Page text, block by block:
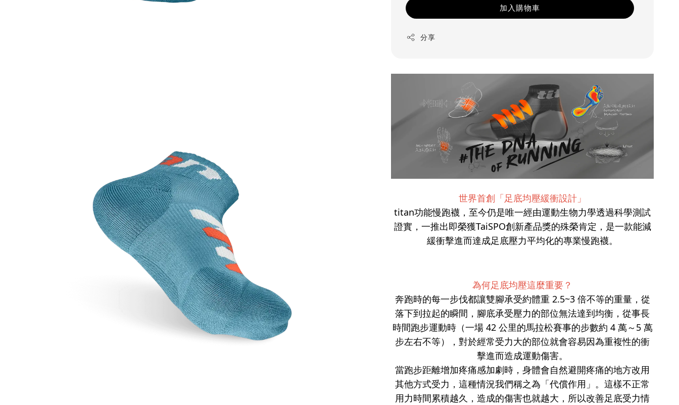
加入購物車
分享
世界首創「足底均壓緩衝設計」
titan功能慢跑襪，至今仍是唯一經由運動生物力學透過科學測試
證實，一推出即榮獲TaiSPO創新產品獎的殊榮肯定，是一款能減
緩衝擊進而達成足底壓力平均化的專業慢跑襪。
為何足底均壓這麼重要？
奔跑時的每一步伐都讓雙腳承受約體重 2.5~3 倍不等的重量，從
落下到拉起的瞬間，腳底承受壓力的部位無法達到均衡，從事長
時間跑步運動時（一場 42 公里的馬拉松賽事的步數約 4 萬～5 萬
步左右不等），對於經常受力大的部位就會容易因為重複性的衝
擊進而造成運動傷害。
當跑步距離增加疼痛感加劇時，身體會自然避開疼痛的地方改用
其他方式受力，這種情況我們稱之為「代償作用」。這樣不正常
用力時間累積越久，造成的傷害也就越大，所以改善足底受力情